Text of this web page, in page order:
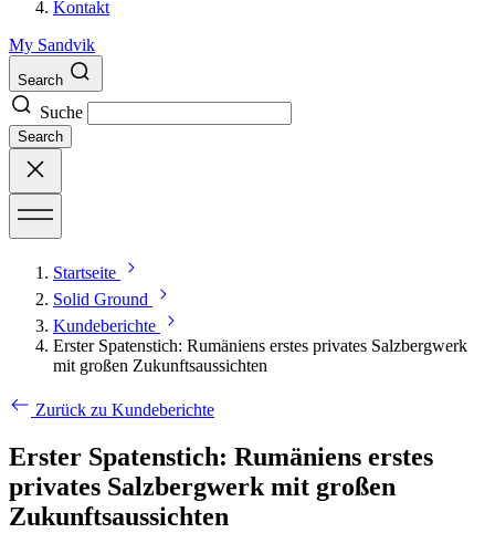
Kontakt
My Sandvik
Search
Suche
Search
Startseite
Solid Ground
Kundeberichte
Erster Spatenstich: Rumäniens erstes privates Salzbergwerk
mit großen Zukunftsaussichten
Zurück zu Kundeberichte
Erster Spatenstich: Rumäniens erstes
privates Salzbergwerk mit großen
Zukunftsaussichten